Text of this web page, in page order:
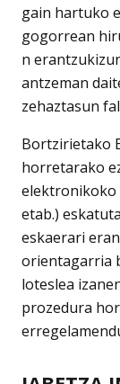
gain hartuko
gogorrean
n
antzeman
zehaztasun
Bortzirietako
horretarako
etab.)
eskaerari
orientagarria
loteslea
prozedura